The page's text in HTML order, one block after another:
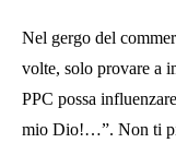
Nel gergo del
volte, solo provare a
PPC possa
mio Dio!…”. Non ti